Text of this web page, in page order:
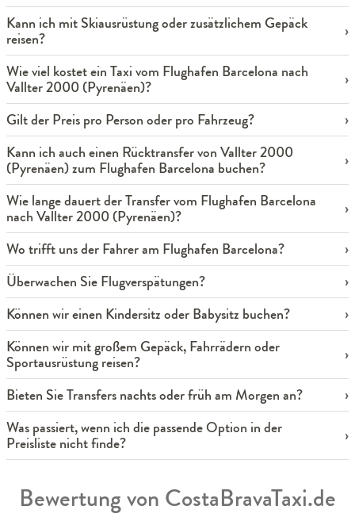
Kann ich mit Skiausrüstung oder zusätzlichem Gepäck
reisen?
Wie viel kostet ein Taxi vom Flughafen Barcelona nach
Vallter 2000 (Pyrenäen)?
Gilt der Preis pro Person oder pro Fahrzeug?
Kann ich auch einen Rücktransfer von Vallter 2000
(Pyrenäen) zum Flughafen Barcelona buchen?
Wie lange dauert der Transfer vom Flughafen Barcelona
nach Vallter 2000 (Pyrenäen)?
Wo trifft uns der Fahrer am Flughafen Barcelona?
Überwachen Sie Flugverspätungen?
Können wir einen Kindersitz oder Babysitz buchen?
Können wir mit großem Gepäck, Fahrrädern oder
Sportausrüstung reisen?
Bieten Sie Transfers nachts oder früh am Morgen an?
Was passiert, wenn ich die passende Option in der
Preisliste nicht finde?
Bewertung von CostaBravaTaxi.de